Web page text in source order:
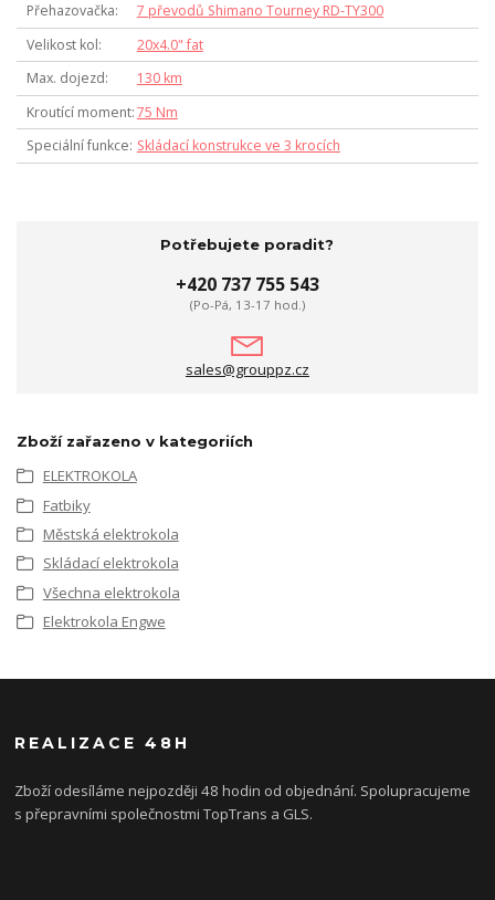
Přehazovačka
7 převodů Shimano Tourney RD-TY300
Velikost kol
20x4.0" fat
Max. dojezd
130 km
Kroutící moment 75 Nm
Speciální funkce Skládací konstrukce ve 3 krocích
Potřebujete poradit?
+420 737 755 543
(Po-Pá, 13-17 hod.)
sales@grouppz.cz
Zboží zařazeno v kategoriích
ELEKTROKOLA
Fatbiky
Městská elektrokola
Skládací elektrokola
Všechna elektrokola
Elektrokola Engwe
REALIZACE 48H
Zboží odesíláme nejpozději 48 hodin od objednání. Spolupracujeme
s přepravními společnostmi TopTrans a GLS.